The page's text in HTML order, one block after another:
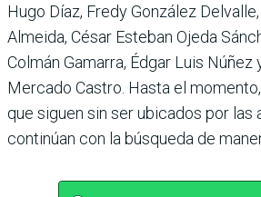
Hugo Díaz, Fredy González
Almeida, César Esteban Ojeda
Colmán Gamarra, Édgar Luis Núñez
Mercado Castro. Hasta el
que siguen sin ser ubicados por las
continúan con la búsqueda de